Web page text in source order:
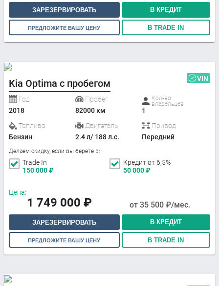
ЗАРЕЗЕРВИРОВАТЬ В КРЕДИТ
ПРЕДЛОЖИТЕ ВАШУ ЦЕНУ В TRADE IN
Kia Optima с пробегом VIN
Год
2018
Пробег
82000 км
Кол-во
владельцев
1
Топливо
Бензин
Двигатель
2.4 л/ 188 л.с.
Привод
Передний
Делаем скидку, если вы берете в:
Trade In
150 000₽
Кредит от 6,5%
50 000₽
Цена:
1 749 000 ₽ от 35 500 ₽/мес.
ЗАРЕЗЕРВИРОВАТЬ В КРЕДИТ
ПРЕДЛОЖИТЕ ВАШУ ЦЕНУ В TRADE IN